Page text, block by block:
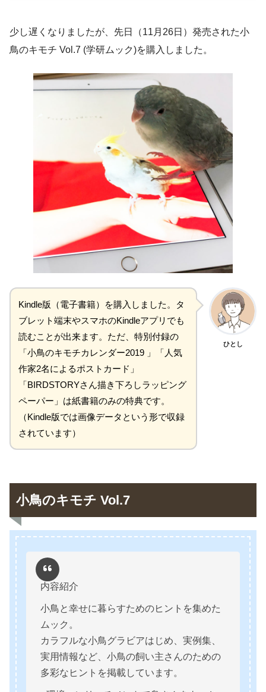
少し遅くなりましたが、先日（11月26日）発売された小
鳥のキモチ Vol.7 (学研ムック)を購入しました。
Kindle版（電子書籍）を購入しました。タ
ブレット端末やスマホのKindleアプリでも
読むことが出来ます。ただ、特別付録の
「小鳥のキモチカレンダー2019 」「人気
作家2名によるポストカード」
「BIRDSTORYさん描き下ろしラッピング
ペーパー」は紙書籍のみの特典です。
（Kindle版では画像データという形で収録
されています）
ひとし
小鳥のキモチ Vol.7
内容紹介
小鳥と幸せに暮らすためのヒントを集めた
ムック。
カラフルな小鳥グラビアはじめ、実例集、
実用情報など、小鳥の飼い主さんのための
多彩なヒントを掲載しています。